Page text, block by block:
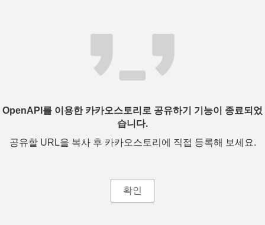
OpenAPI를 이용한 카카오스토리로 공유하기 기능이 종료되었
습니다.
공유할 URL을 복사 후 카카오스토리에 직접 등록해 보세요.
확인